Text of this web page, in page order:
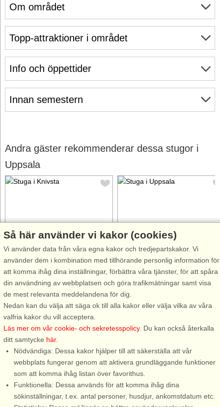
Om området
Info och öppettider
Innan semestern
Topp-attraktioner i området
Andra gäster rekommenderar dessa stugor i
Uppsala
Stugnr: 64263
Knivsta
5 personer, 92 m²
240 m till sjö/hav:.
Njut av en härlig semester i
detta hemtrevliga radhus i
Knivsta! Belägen i lummigt
område med vacker natur som
bjuder in till ett rikt friluftsliv.
Några få minuters promenad till
Särstabadet där ni kan ...
från 10.745 SEK
Stugnr: 64673
Uppsala
4 personer, 45 m²
21 km till sjö/hav:.
Drömmer du om en lugn och
rogivande semester på landet –
knuten? Då har ni möjligheten
på vacker hästgård med djur
och natur inpå knuten i
Ängeby, ...
från 5.477 SEK
Så här använder vi kakor (cookies)
Vi använder data från våra egna kakor och tredjepartskakor. Vi
använder dem i kombination med tillhörande personlig information för
att komma ihåg dina inställningar, förbättra våra tjänster, för att spåra
din användning av webbplatsen och göra trafikmätningar samt visa
de mest relevanta meddelandena för dig.
Nedan kan du välja att säga ok till alla kakor eller välja vilka av våra
valfria kakor du vill acceptera.
Läs mer om vår cookie- och sekretesspolicy. Du kan också återkalla
ditt samtycke här.
Nödvändiga: Dessa kakor hjälper till att säkerställa att vår
webbplats fungerar genom att aktivera grundläggande funktioner
som att komma ihåg listan över favorithus.
Funktionella: Dessa används för att komma ihåg dina
sökinställningar, t.ex. antal personer, husdjur, ankomstdatum etc.